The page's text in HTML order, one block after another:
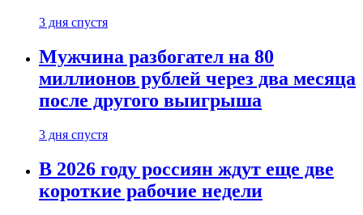
3 дня спустя
Мужчина разбогател на 80
миллионов рублей через два месяца
после другого выигрыша
3 дня спустя
В 2026 году россиян ждут еще две
короткие рабочие недели